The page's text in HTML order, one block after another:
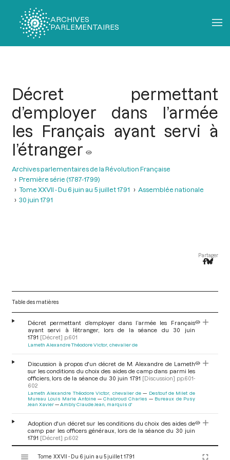
ARCHIVES
PARLEMENTAIRES
Décret permettant
d’employer dans l’armée
les Français ayant servi à
l’étranger
Archives parlementaires de la Révolution Française
Première série (1787-1799)
Tome XXVII - Du 6 juin au 5 juillet 1791
Assemblée nationale
30 juin 1791
Partager
Table des matières
Décret permettant d’employer dans l’armée les Français
ayant servi à l’étranger, lors de la séance du 30 juin
1791 [Décret] p.601
Lameth Alexandre Théodore Victor, chevalier de
Discussion à propos d'un décret de M. Alexandre de Lameth
sur les conditions du choix des aides de camp dans parmi les
officiers, lors de la séance du 30 juin 1791 [Discussion] pp.601-
602
Lameth Alexandre Théodore Victor, chevalier de
Destouf de Milet de
Mureau Louis Marie Antoine
Chabroud Charles
Bureaux de Pusy
Jean Xavier
Ambly Claude Jean, marquis d'
Adoption d'un décret sur les conditions du choix des aides de
camp par les officers généraux, lors de la séance du 30 juin
1791 [Décret] p.602
Tome XXVII - Du 6 juin au 5 juillet 1791